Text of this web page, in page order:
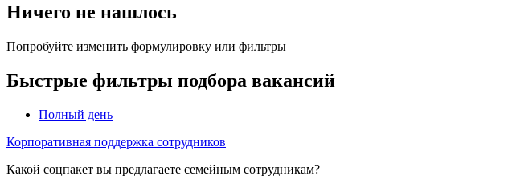
Ничего не нашлось
Попробуйте изменить формулировку или фильтры
Быстрые фильтры подбора вакансий
Полный день
Корпоративная поддержка сотрудников
Какой соцпакет вы предлагаете семейным сотрудникам?